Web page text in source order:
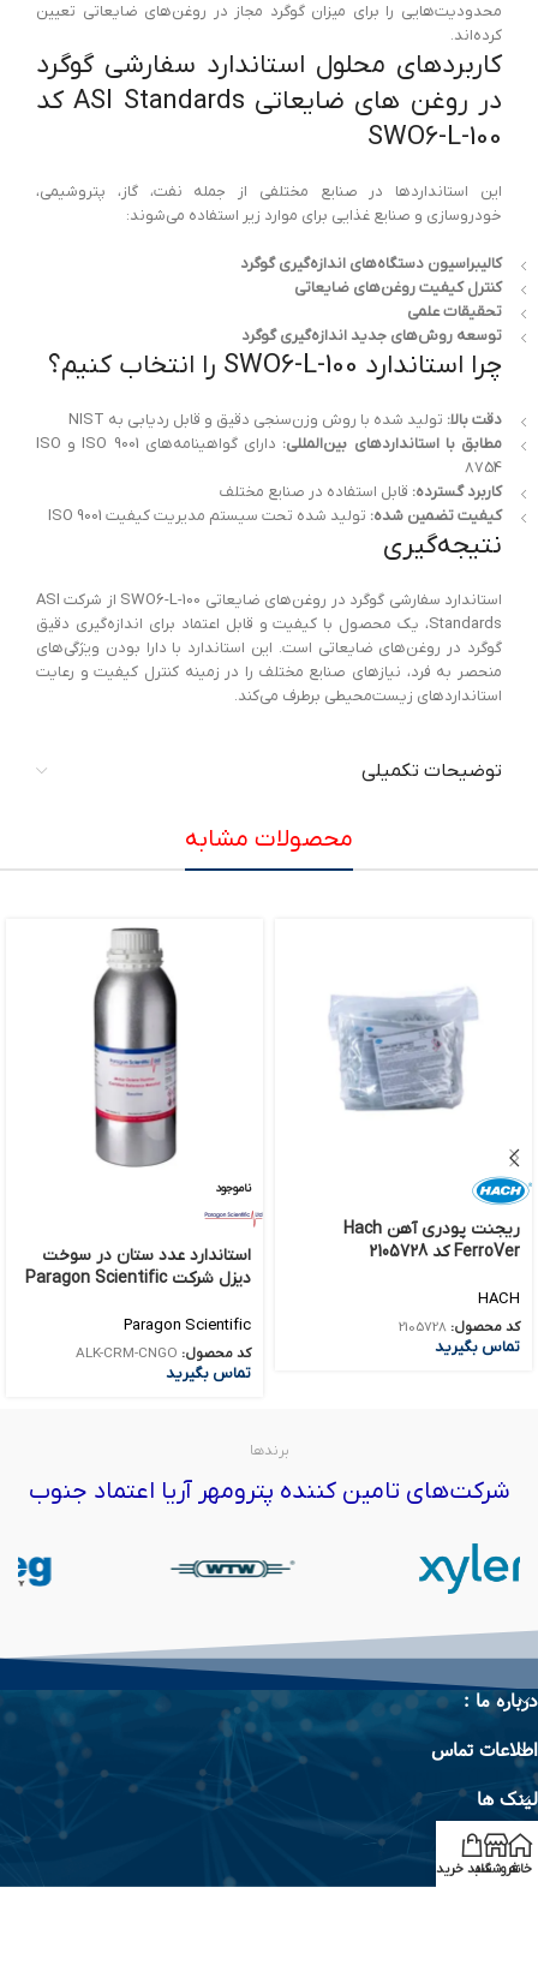
محدودیت‌هایی را برای میزان گوگرد مجاز در روغن‌های ضایعاتی تعیین
کرده‌اند.
کاربردهای محلول استاندارد سفارشی گوگرد
در روغن های ضایعاتی ASI Standards کد
SWO6-L-100
این استانداردها در صنایع مختلفی از جمله نفت، گاز، پتروشیمی،
خودروسازی و صنایع غذایی برای موارد زیر استفاده می‌شوند:
کالیبراسیون دستگاه‌های اندازه‌گیری گوگرد
کنترل کیفیت روغن‌های ضایعاتی
تحقیقات علمی
توسعه روش‌های جدید اندازه‌گیری گوگرد
چرا استاندارد SWO6-L-100 را انتخاب کنیم؟
دقت بالا: تولید شده با روش وزن‌سنجی دقیق و قابل ردیابی به NIST
مطابق با استانداردهای بین‌المللی:
دارای گواهینامه‌های ISO 9001 و ISO
8754
کاربرد گسترده: قابل استفاده در صنایع مختلف
کیفیت تضمین شده: تولید شده تحت سیستم مدیریت کیفیت ISO 9001
نتیجه‌گیری
استاندارد سفارشی گوگرد در روغن‌های ضایعاتی SWO6-L-100 از شرکت ASI
Standards، یک محصول با کیفیت و قابل اعتماد برای اندازه‌گیری دقیق
گوگرد در روغن‌های ضایعاتی است. این استاندارد با دارا بودن ویژگی‌های
منحصر به فرد، نیازهای صنایع مختلف را در زمینه کنترل کیفیت و رعایت
استانداردهای زیست‌محیطی برطرف می‌کند.
توضیحات تکمیلی
محصولات مشابه
ریجنت پودری آهن Hach
FerroVer کد 2105728
HACH
کد محصول: 2105728
تماس بگیرید
ناموجود
استاندارد عدد ستان در سوخت
دیزل شرکت Paragon Scientific
Paragon Scientific
کد محصول: ALK-CRM-CNGO
تماس بگیرید
برندها
شرکت‌های تامین کننده پترومهر آریا اعتماد جنوب
درباره ما :
اطلاعات تماس
لینک ها
برند ها
خانهفروشگاهسبد خرید